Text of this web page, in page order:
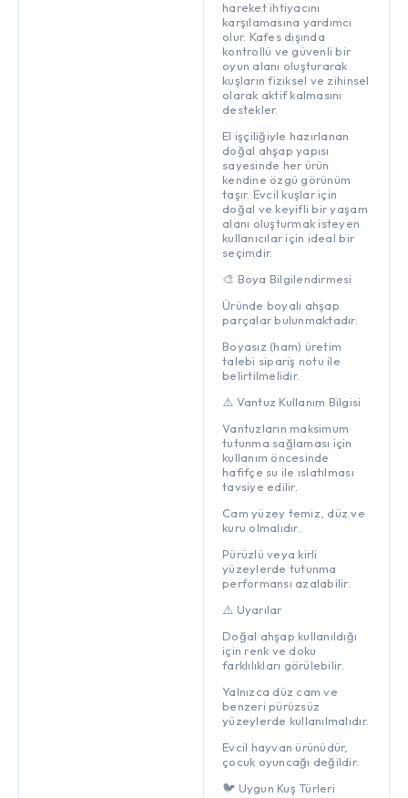
hareket ihtiyacını
karşılamasına yardımcı
olur. Kafes dışında
kontrollü ve güvenli bir
oyun alanı oluşturarak
kuşların fiziksel ve zihinsel
olarak aktif kalmasını
destekler.
El işçiliğiyle hazırlanan
doğal ahşap yapısı
sayesinde her ürün
kendine özgü görünüm
taşır. Evcil kuşlar için
doğal ve keyifli bir yaşam
alanı oluşturmak isteyen
kullanıcılar için ideal bir
seçimdir.
🎨 Boya Bilgilendirmesi
Üründe boyalı ahşap
parçalar bulunmaktadır.
Boyasız (ham) üretim
talebi sipariş notu ile
belirtilmelidir.
⚠️ Vantuz Kullanım Bilgisi
Vantuzların maksimum
tutunma sağlaması için
kullanım öncesinde
hafifçe su ile ıslatılması
tavsiye edilir.
Cam yüzey temiz, düz ve
kuru olmalıdır.
Pürüzlü veya kirli
yüzeylerde tutunma
performansı azalabilir.
⚠️ Uyarılar
Doğal ahşap kullanıldığı
için renk ve doku
farklılıkları görülebilir.
Yalnızca düz cam ve
benzeri pürüzsüz
yüzeylerde kullanılmalıdır.
Evcil hayvan ürünüdür,
çocuk oyuncağı değildir.
🐦 Uygun Kuş Türleri